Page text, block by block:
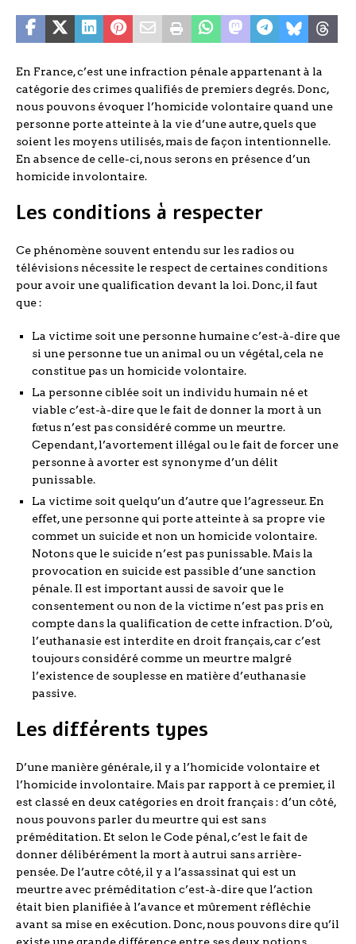
En France, c’est une infraction pénale appartenant à la
catégorie des crimes qualifiés de premiers degrés. Donc,
nous pouvons évoquer l’homicide volontaire quand une
personne porte atteinte à la vie d’une autre, quels que
soient les moyens utilisés, mais de façon intentionnelle.
En absence de celle-ci, nous serons en présence d’un
homicide involontaire.
Les conditions à respecter
Ce phénomène souvent entendu sur les radios ou
télévisions nécessite le respect de certaines conditions
pour avoir une qualification devant la loi. Donc, il faut
que :
La victime soit une personne humaine c’est-à-dire que
si une personne tue un animal ou un végétal, cela ne
constitue pas un homicide volontaire.
La personne ciblée soit un individu humain né et
viable c’est-à-dire que le fait de donner la mort à un
fœtus n’est pas considéré comme un meurtre.
Cependant, l’avortement illégal ou le fait de forcer une
personne à avorter est synonyme d’un délit
punissable.
La victime soit quelqu’un d’autre que l’agresseur. En
effet, une personne qui porte atteinte à sa propre vie
commet un suicide et non un homicide volontaire.
Notons que le suicide n’est pas punissable. Mais la
provocation en suicide est passible d’une sanction
pénale. Il est important aussi de savoir que le
consentement ou non de la victime n’est pas pris en
compte dans la qualification de cette infraction. D’où,
l’euthanasie est interdite en droit français, car c’est
toujours considéré comme un meurtre malgré
l’existence de souplesse en matière d’euthanasie
passive.
Les différents types
D’une manière générale, il y a l’homicide volontaire et
l’homicide involontaire. Mais par rapport à ce premier, il
est classé en deux catégories en droit français : d’un côté,
nous pouvons parler du meurtre qui est sans
préméditation. Et selon le Code pénal, c’est le fait de
donner délibérément la mort à autrui sans arrière-
pensée. De l’autre côté, il y a l’assassinat qui est un
meurtre avec préméditation c’est-à-dire que l’action
était bien planifiée à l’avance et mûrement réfléchie
avant sa mise en exécution. Donc, nous pouvons dire qu’il